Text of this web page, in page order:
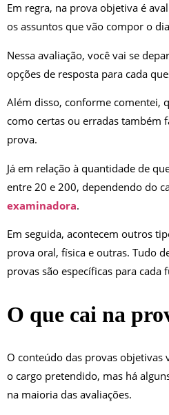
Em regra, na prova objetiva é
os assuntos que vão compor o
Nessa avaliação, você vai se
opções de resposta para cada
Além disso, conforme comentei,
como certas ou erradas também
prova.
Já em relação à quantidade de
entre 20 e 200, dependendo do
examinadora.
Em seguida, acontecem outros
prova oral, física e outras. Tudo
provas são específicas para cada
O que cai na
O conteúdo das provas objetivas
o cargo pretendido, mas há
na maioria das avaliações.